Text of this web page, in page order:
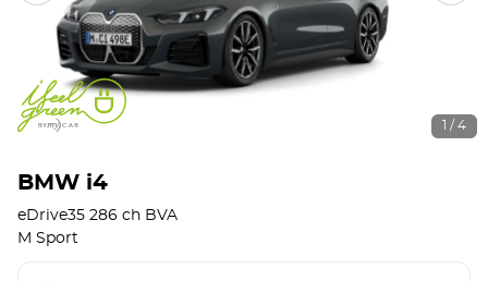
1 / 4
BMW i4
eDrive35 286 ch BVA
M Sport